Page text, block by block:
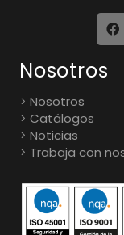
Nosotros
Nosotros
Catálogos
Noticias
Trabaja con